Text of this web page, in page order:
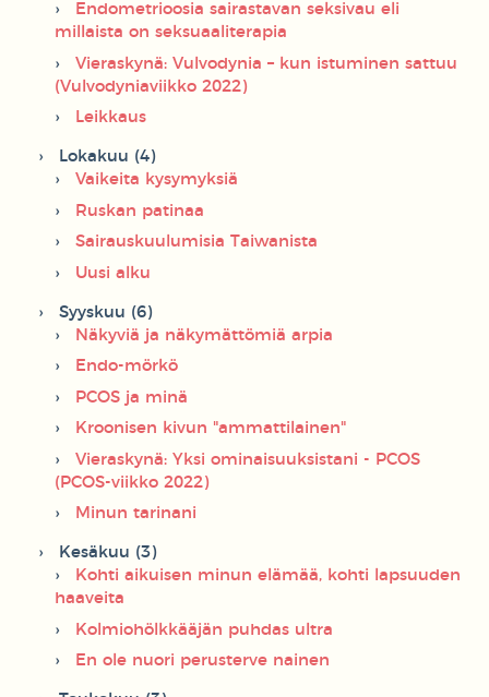
Endometrioosia sairastavan seksivau eli
millaista on seksuaaliterapia
Vieraskynä: Vulvodynia – kun istuminen sattuu
(Vulvodyniaviikko 2022)
Leikkaus
Lokakuu (4)
Vaikeita kysymyksiä
Ruskan patinaa
Sairauskuulumisia Taiwanista
Uusi alku
Syyskuu (6)
Näkyviä ja näkymättömiä arpia
Endo-mörkö
PCOS ja minä
Kroonisen kivun "ammattilainen"
Vieraskynä: Yksi ominaisuuksistani - PCOS
(PCOS-viikko 2022)
Minun tarinani
Kesäkuu (3)
Kohti aikuisen minun elämää, kohti lapsuuden
haaveita
Kolmiohölkkääjän puhdas ultra
En ole nuori perusterve nainen